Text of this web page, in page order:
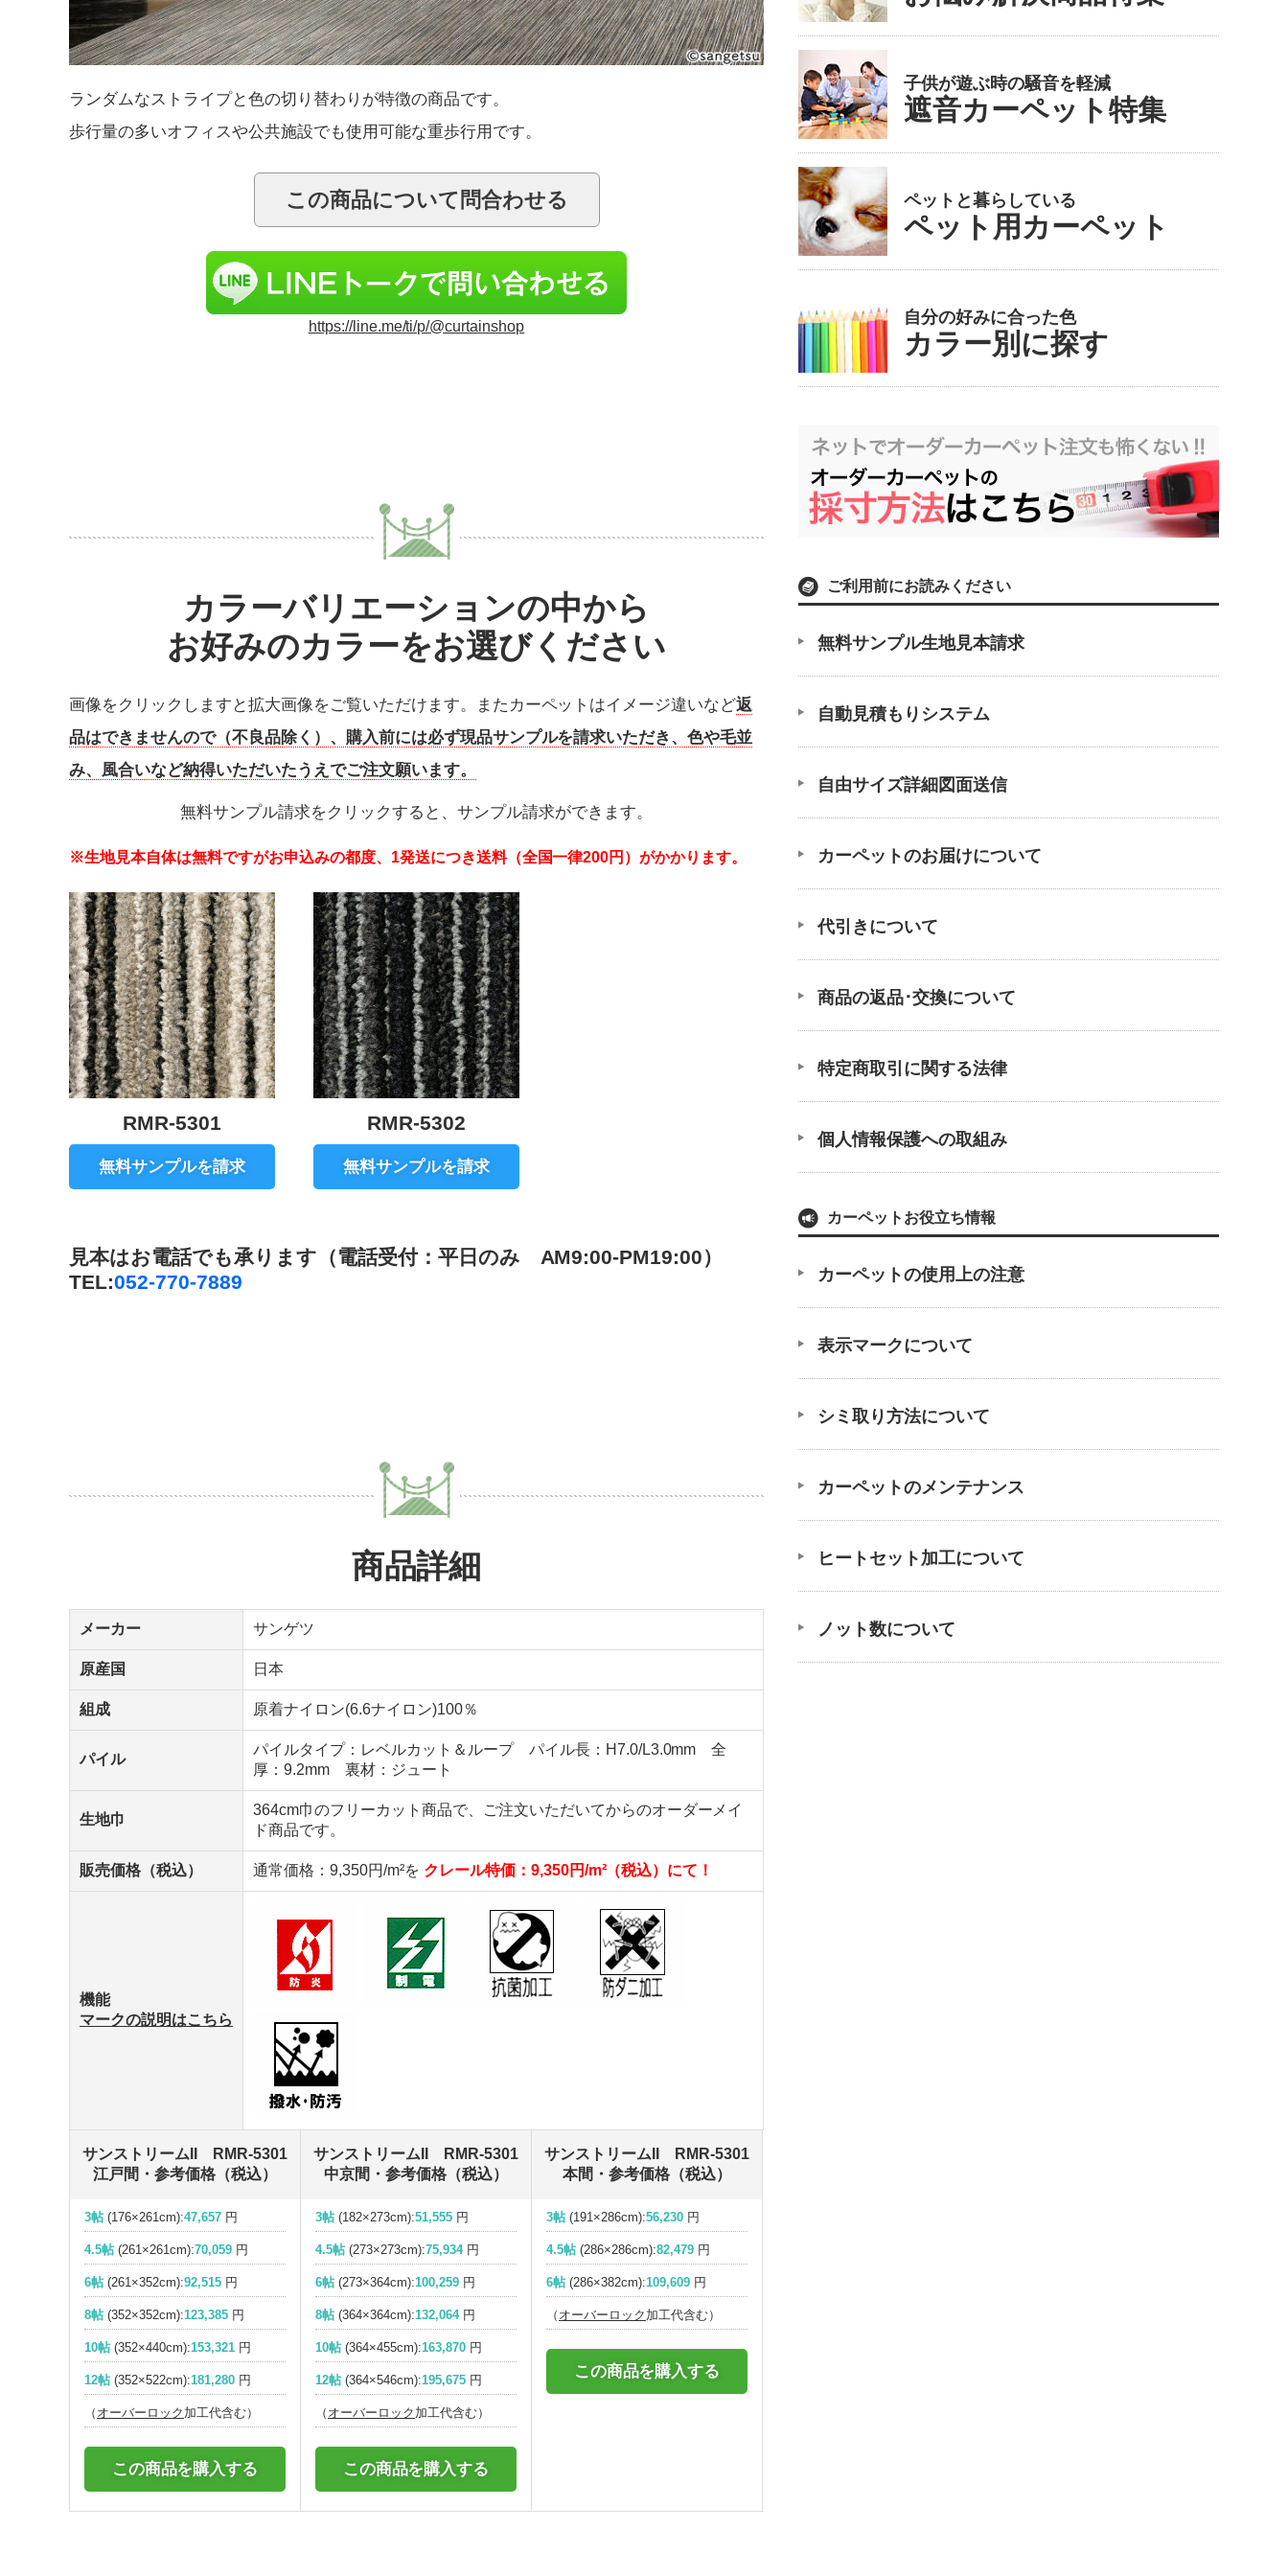
ランダムなストライプと色の切り替わりが特徴の商品です。
歩行量の多いオフィスや公共施設でも使用可能な重歩行用です。
https://line.me/ti/p/@curtainshop
カラーバリエーションの中から
お好みのカラーをお選びください
画像をクリックしますと拡大画像をご覧いただけます。またカーペットはイメージ違いなど返
品はできませんので（不良品除く）、購入前には必ず現品サンプルを請求いただき、色や毛並
み、風合いなど納得いただいたうえでご注文願います。
無料サンプル請求をクリックすると、サンプル請求ができます。
※生地見本自体は無料ですがお申込みの都度、1発送につき送料（全国一律200円）がかかります。
RMR-5301
無料サンプルを請求
RMR-5302
無料サンプルを請求
見本はお電話でも承ります（電話受付：平日のみ AM9:00-PM19:00）
TEL:052-770-7889
商品詳細
メーカー サンゲツ
原産国 日本
組成 原着ナイロン(6.6ナイロン)100％
パイル
パイルタイプ：レベルカット＆ループ パイル長：H7.0/L3.0mm 全
厚：9.2mm 裏材：ジュート
生地巾
364cm巾のフリーカット商品で、ご注文いただいてからのオーダーメイ
ド商品です。
販売価格（税込） 通常価格：9,350円/m²を クレール特価：9,350円/m²（税込）にて！
機能
マークの説明はこちら
サンストリームII RMR-5301
江戸間・参考価格（税込）
3帖(176×261cm):47,657円
4.5帖(261×261cm):70,059円
6帖(261×352cm):92,515円
8帖(352×352cm):123,385円
10帖(352×440cm):153,321円
12帖(352×522cm):181,280円
（ オーバーロック 加工代含む）
この商品を購入する
サンストリームII RMR-5301
中京間・参考価格（税込）
3帖(182×273cm):51,555円
4.5帖(273×273cm):75,934円
6帖(273×364cm):100,259円
8帖(364×364cm):132,064円
10帖(364×455cm):163,870円
12帖(364×546cm):195,675円
（ オーバーロック 加工代含む）
この商品を購入する
サンストリームII RMR-5301
本間・参考価格（税込）
3帖(191×286cm):56,230円
4.5帖(286×286cm):82,479円
6帖(286×382cm):109,609円
（ オーバーロック 加工代含む）
この商品を購入する
子供が遊ぶ時の騒音を軽減
遮音カーペット特集
ペットと暮らしている
ペット用カーペット
自分の好みに合った色
カラー別に探す
ご利用前にお読みください
無料サンプル生地見本請求
自動見積もりシステム
自由サイズ詳細図面送信
カーペットのお届けについて
代引きについて
商品の返品･交換について
特定商取引に関する法律
個人情報保護への取組み
カーペットお役立ち情報
カーペットの使用上の注意
表示マークについて
シミ取り方法について
カーペットのメンテナンス
ヒートセット加工について
ノット数について